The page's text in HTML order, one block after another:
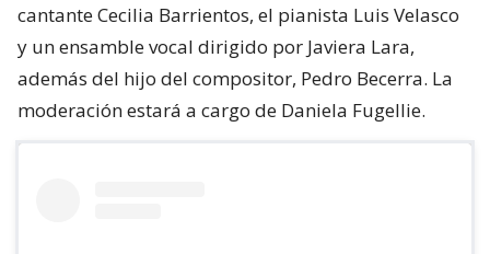
cantante Cecilia Barrientos, el pianista Luis Velasco
y un ensamble vocal dirigido por Javiera Lara,
además del hijo del compositor, Pedro Becerra. La
moderación estará a cargo de Daniela Fugellie.